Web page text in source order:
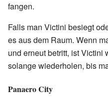
fangen.
Falls man Victini besiegt
es aus dem Raum. Wenn
und erneut betritt, ist Victini
solange wiederholen, bis
Panaero City